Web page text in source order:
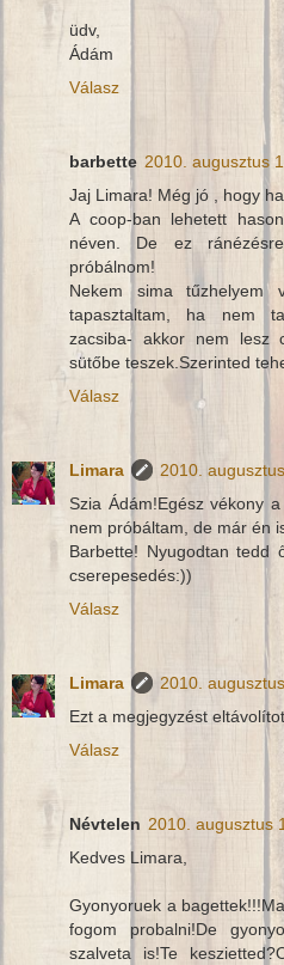
üdv,
Ádám
Válasz
barbette 2010. augusztus
Jaj Limara! Még jó , hogy
A coop-ban lehetett
néven. De ez
próbálnom!
Nekem sima tűzhelyem
tapasztaltam, ha nem
zacsiba- akkor nem lesz
sütőbe teszek.Szerinted
Válasz
Limara
2010.
Szia Ádám!Egész vékony
nem próbáltam, de már én
Barbette! Nyugodtan tedd
cserepesedés:))
Válasz
Limara
2010.
Ezt a megjegyzést
Válasz
Névtelen 2010. augusztus
Kedves Limara,
Gyonyoruek a
fogom probalni!De
szalveta is!Te